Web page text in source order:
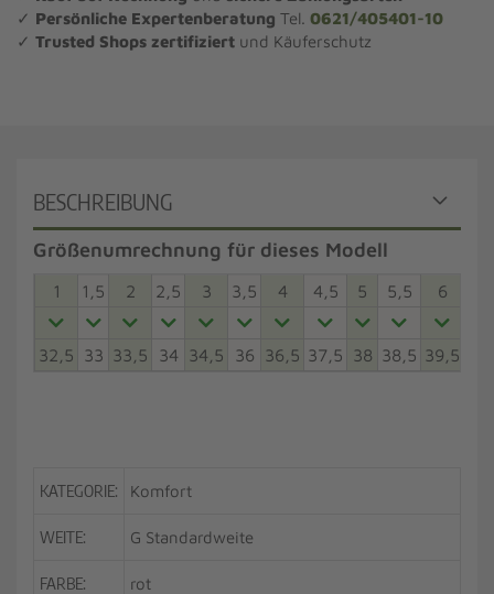
✓ Persönliche Expertenberatung Tel. 0621/405401-10
✓ Trusted Shops zertifiziert und Käuferschutz
BESCHREIBUNG
Größenumrechnung für dieses Modell
1 1,5 2 2,5 3 3,5 4 4,5 5 5,5 6
32,5 33 33,5 34 34,5 36 36,5 37,5 38 38,5 39,5
KATEGORIE: Komfort
WEITE: G Standardweite
FARBE: rot